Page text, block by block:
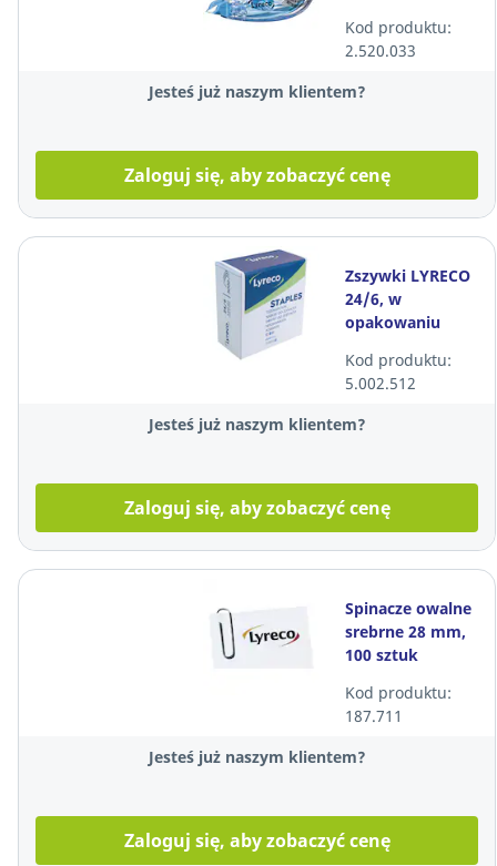
Kod produktu:
2.520.033
Jesteś już naszym klientem?
Zaloguj się, aby zobaczyć cenę
Zszywki LYRECO
24/6, w
opakowaniu
Kod produktu:
5.002.512
Jesteś już naszym klientem?
Zaloguj się, aby zobaczyć cenę
Spinacze owalne
srebrne 28 mm,
100 sztuk
Kod produktu:
187.711
Jesteś już naszym klientem?
Zaloguj się, aby zobaczyć cenę